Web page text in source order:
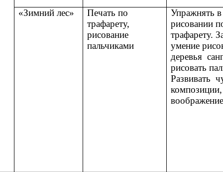
«Зимний лес»
Печать по
трафарету,
рисование
пальчиками
Упражнять в
рисовании
трафарету.
умение
деревья
рисовать
Развивать
композиции,